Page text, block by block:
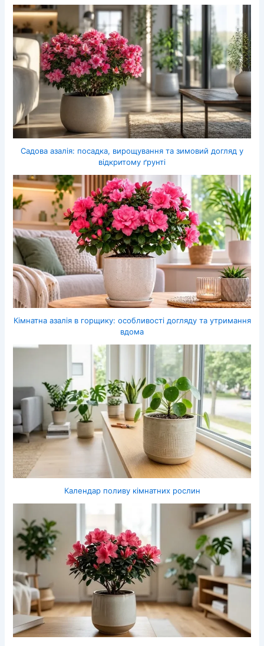
Садова азалія: посадка, вирощування та зимовий догляд у
відкритому ґрунті
Кімнатна азалія в горщику: особливості догляду та утримання
вдома
Календар поливу кімнатних рослин